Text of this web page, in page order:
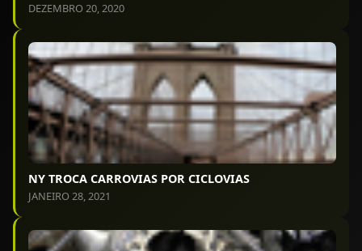
DEZEMBRO 20, 2020
NY TROCA CARROVIAS POR CICLOVIAS
JANEIRO 28, 2021